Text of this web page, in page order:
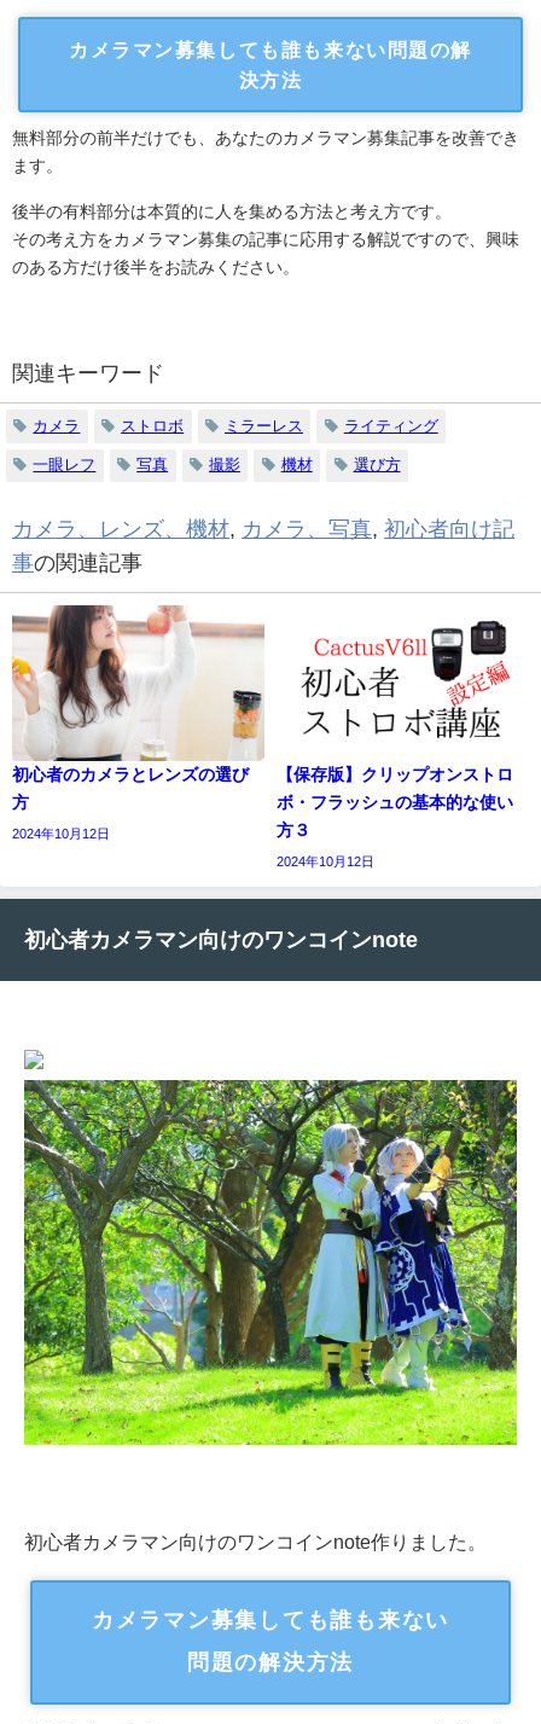
カメラマン募集しても誰も来ない問題の解
決方法
無料部分の前半だけでも、あなたのカメラマン募集記事を改善でき
ます。
後半の有料部分は本質的に人を集める方法と考え方です。
その考え方をカメラマン募集の記事に応用する解説ですので、興味
のある方だけ後半をお読みください。
関連キーワード
カメラ ストロボ ミラーレス ライティング
一眼レフ 写真 撮影 機材 選び方
カメラ、レンズ、機材, カメラ、写真, 初心者向け記
事の関連記事
初心者のカメラとレンズの選び
方
2024年10月12日
【保存版】クリップオンストロ
ボ・フラッシュの基本的な使い
方３
2024年10月12日
初心者カメラマン向けのワンコインnote
初心者カメラマン向けのワンコインnote作りました。
カメラマン募集しても誰も来ない
問題の解決方法